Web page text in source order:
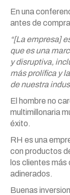
En una
antes de
“[La empresa]
que es una
y disruptiva,
más prolífica y
de nuestra
El hombre no
multimillonaria
éxito.
RH es una
con productos
los clientes
adinerados.
Buenas